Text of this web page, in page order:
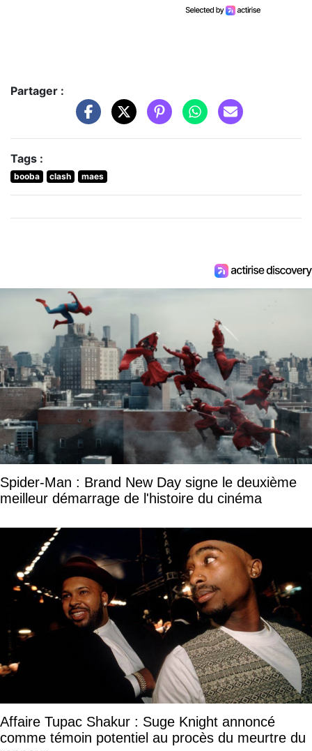
Partager :
Tags :
booba clash maes
Spider-Man : Brand New Day signe le deuxième
meilleur démarrage de l'histoire du cinéma
Affaire Tupac Shakur : Suge Knight annoncé
comme témoin potentiel au procès du meurtre du